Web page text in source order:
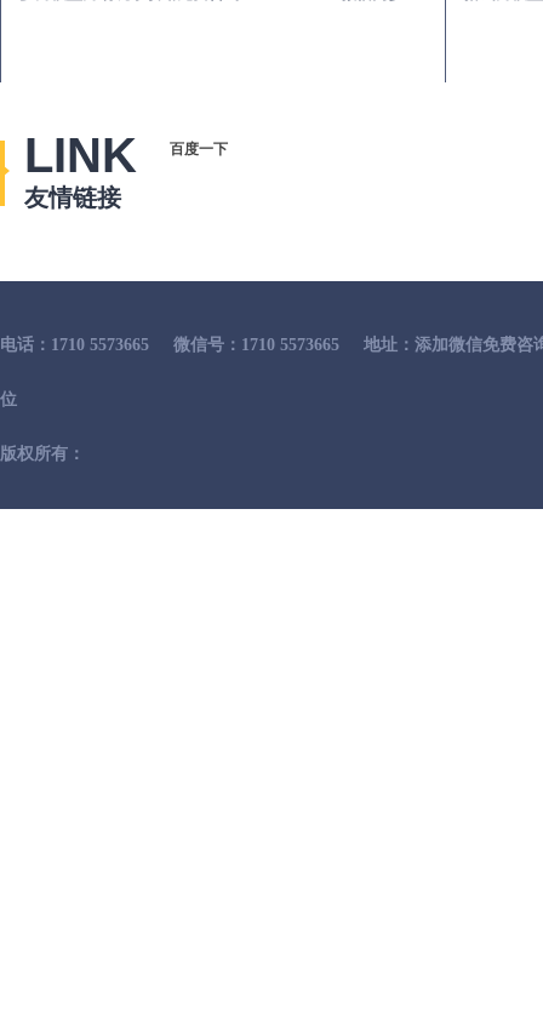
LINK
友情链接
百度一下
电话：1710 5573665 微信号：1710 5573665 地址：添加微信免费咨
位
版权所有：